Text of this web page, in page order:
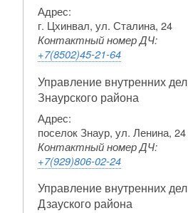
Адрес:
г. Цхинвал, ул. Сталина, 24
Контактный номер ДЧ:
+7(8502)45-21-64
Управление внутренних дел
Знаурского района
Адрес:
поселок Знаур, ул. Ленина, 24
Контактный номер ДЧ:
+7(929)806-02-24
Управление внутренних дел
Дзауского района